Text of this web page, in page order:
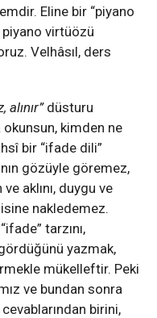
Eline bir “piyano
piyano virtüözü
Velhâsıl, ders
alınır”düsturu
kimden ne
bir “ifade dili”
gözüyle göremez,
aklını, duygu ve
nakledemez.
tarzını,
yazmak,
mükelleftir. Peki
ve bundan sonra
birini,